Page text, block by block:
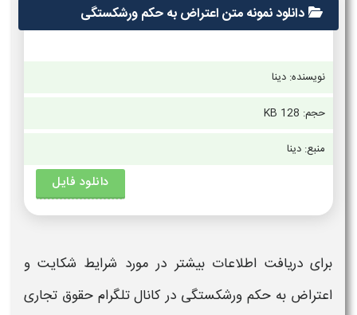
دانلود نمونه متن اعتراض به حکم ورشکستگی
نویسنده: دینا
حجم: 128 KB
منبع: دینا
دانلود فایل
برای دریافت اطلاعات بیشتر در مورد شرایط شکایت و
اعتراض به حکم ورشکستگی در کانال تلگرام حقوق تجاری